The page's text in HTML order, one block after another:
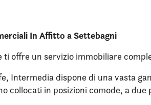
In Affitto a Settebagni
offre un servizio immobiliare
Intermedia dispone di una vasta
collocati in posizioni comode, a due